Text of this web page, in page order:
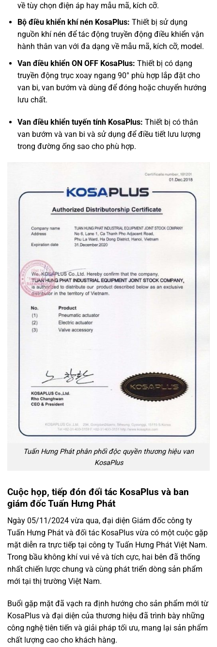
về tùy chọn điện áp hay mẫu mã, kích cỡ.
Bộ điều khiển khí nén KosaPlus: Thiết bị sử dụng
nguồn khí nén để tác động truyền động điều khiển vận
hành thân van với đa dạng về mẫu mã, kích cỡ, model.
Van điều khiển ON OFF KosaPlus: Thiết bị có dạng
truyền động trục xoay ngang 90° phù hợp lắp đặt cho
van bi, van bướm và dùng để đóng hoặc chuyển hướng
lưu chất.
Van điều khiển tuyến tính KosaPlus: Thiết bị có thân
van bướm và van bi và sử dụng để điều tiết lưu lượng
trong đường ống sao cho phù hợp.
Tuấn Hưng Phát phân phối độc quyền thương hiệu van
KosaPlus
Cuộc họp, tiếp đón đối tác KosaPlus và ban
giám đốc Tuấn Hưng Phát
Ngày 05/11/2024 vừa qua, đại diện Giám đốc công ty
Tuấn Hưng Phát và đối tác KosaPlus vừa có một cuộc gặp
mặt diễn ra trực tiếp tại công ty Tuấn Hưng Phát Việt Nam.
Trong bầu không khí vui vẻ và tích cực, hai bên đã thống
nhất chiến lược chung và cùng phát triển dòng sản phẩm
mới tại thị trường Việt Nam.
Buổi gặp mặt đã vạch ra định hướng cho sản phẩm mới từ
KosaPlus và đại diện của thương hiệu đã trình bày những
công nghệ tiên tiến và giải pháp tối ưu, mang lại sản phẩm
chất lượng cao cho khách hàng.